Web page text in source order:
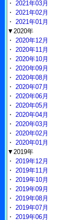
・ 2021年03月
・ 2021年02月
・ 2021年01月
▼2020年
・ 2020年12月
・ 2020年11月
・ 2020年10月
・ 2020年09月
・ 2020年08月
・ 2020年07月
・ 2020年06月
・ 2020年05月
・ 2020年04月
・ 2020年03月
・ 2020年02月
・ 2020年01月
▼2019年
・ 2019年12月
・ 2019年11月
・ 2019年10月
・ 2019年09月
・ 2019年08月
・ 2019年07月
・ 2019年06月